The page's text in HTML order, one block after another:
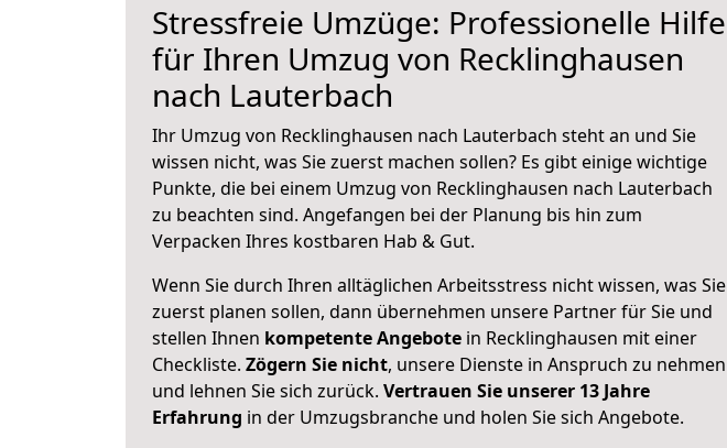
Stressfreie Umzüge: Professionelle Hilfe
für Ihren Umzug von Recklinghausen
nach Lauterbach
Ihr Umzug von Recklinghausen nach Lauterbach steht an und Sie
wissen nicht, was Sie zuerst machen sollen? Es gibt einige wichtige
Punkte, die bei einem Umzug von Recklinghausen nach Lauterbach
zu beachten sind. Angefangen bei der Planung bis hin zum
Verpacken Ihres kostbaren Hab & Gut.
Wenn Sie durch Ihren alltäglichen Arbeitsstress nicht wissen, was Sie
zuerst planen sollen, dann übernehmen unsere Partner für Sie und
stellen Ihnen kompetente Angebote in Recklinghausen mit einer
Checkliste. Zögern Sie nicht, unsere Dienste in Anspruch zu nehmen
und lehnen Sie sich zurück. Vertrauen Sie unserer 13 Jahre
Erfahrung in der Umzugsbranche und holen Sie sich Angebote.